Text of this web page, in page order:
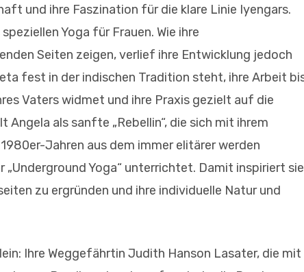
und ihre Faszination für die klare Linie Iyengars.
Yoga für Frauen. Wie ihre
Seiten zeigen, verlief ihre Entwicklung jedoch
fest in der indischen Tradition steht, ihre Arbeit
Vaters widmet und ihre Praxis gezielt auf die
als sanfte „Rebellin“, die sich mit ihrem
Jahren aus dem immer elitärer werden
„Underground Yoga“ unterrichtet. Damit inspiriert sie
zu ergründen und ihre individuelle Natur und
Ihre Weggefährtin Judith Hanson Lasater, die mit